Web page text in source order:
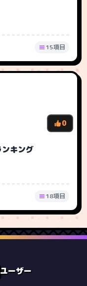
15項目
0
キング
18項目
ユーザー